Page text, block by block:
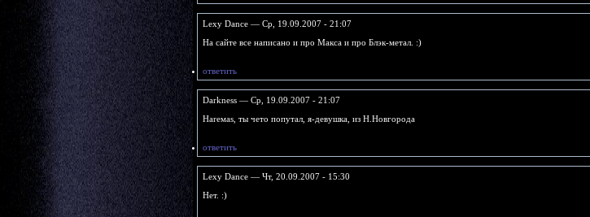
Lexy Dance — Ср, 19.09.2007 - 21:07
На сайте все написано и про Макса и про Блэк-метал. :)
ответить
Darkness — Ср, 19.09.2007 - 21:07
Hаrемаs, ты чето попутал, я-девушка, из Н.Новгорода
ответить
Lexy Dance — Чт, 20.09.2007 - 15:30
Нет. :)